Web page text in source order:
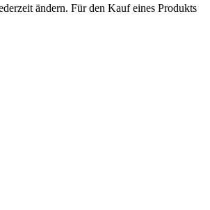
ändern. Für den Kauf eines Produkts